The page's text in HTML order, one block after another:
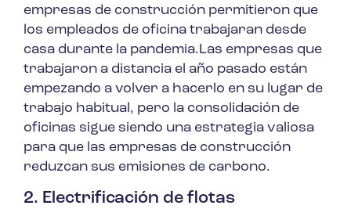
empresas de construcción permitieron que
los empleados de oficina trabajaran desde
casa durante la pandemia.Las empresas que
trabajaron a distancia el año pasado están
empezando a volver a hacerlo en su lugar de
trabajo habitual, pero la consolidación de
oficinas sigue siendo una estrategia valiosa
para que las empresas de construcción
reduzcan sus emisiones de carbono.
2. Electrificación de flotas